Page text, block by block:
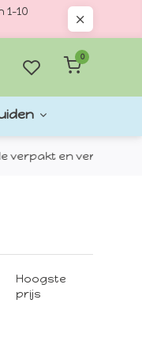
0
en verzonden.
Hoogste
prijs